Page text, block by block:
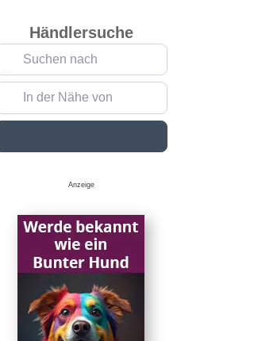
Händlersuche
Suchen nach
In der Nähe von
Anzeige